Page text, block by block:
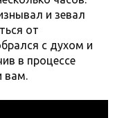
и зевал
от
с духом и
в процессе
вам.